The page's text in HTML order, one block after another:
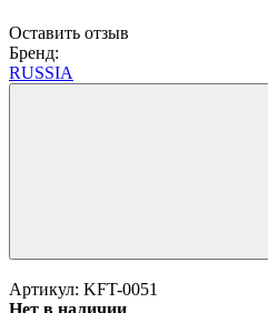
Оставить отзыв
Бренд:
RUSSIA
Артикул: KFT-0051
Нет в наличии